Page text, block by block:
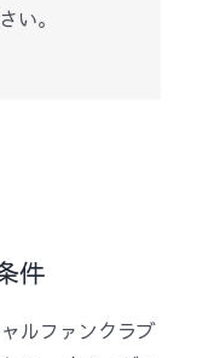
い。
件
ルファンクラブ